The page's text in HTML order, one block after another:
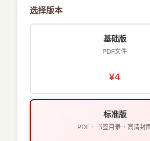
选择版本
基础版
PDF文件
¥4
标准版
PDF + 书签目录 + 高清封